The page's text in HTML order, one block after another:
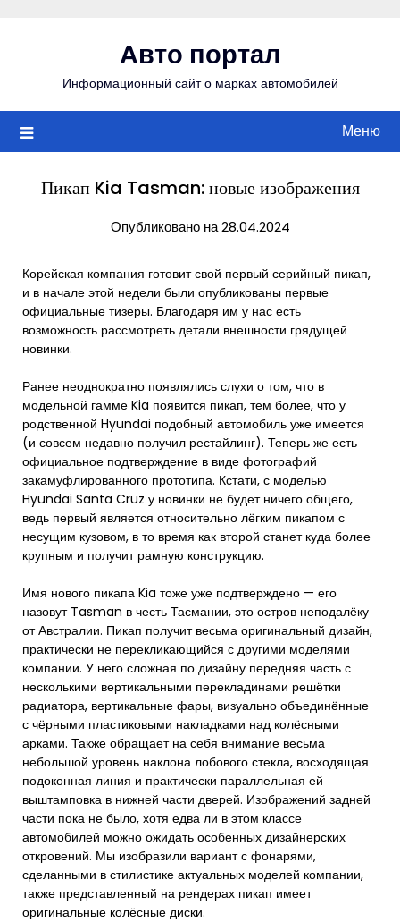
Авто портал
Информационный сайт о марках автомобилей
Меню
Пикап Kia Tasman: новые изображения
Опубликовано на 28.04.2024
Корейская компания готовит свой первый серийный пикап,
и в начале этой недели были опубликованы первые
официальные тизеры. Благодаря им у нас есть
возможность рассмотреть детали внешности грядущей
новинки.
Ранее неоднократно появлялись слухи о том, что в
модельной гамме Kia появится пикап, тем более, что у
родственной Hyundai подобный автомобиль уже имеется
(и совсем недавно получил рестайлинг). Теперь же есть
официальное подтверждение в виде фотографий
закамуфлированного прототипа. Кстати, с моделью
Hyundai Santa Cruz у новинки не будет ничего общего,
ведь первый является относительно лёгким пикапом с
несущим кузовом, в то время как второй станет куда более
крупным и получит рамную конструкцию.
Имя нового пикапа Kia тоже уже подтверждено — его
назовут Tasman в честь Тасмании, это остров неподалёку
от Австралии. Пикап получит весьма оригинальный дизайн,
практически не перекликающийся с другими моделями
компании. У него сложная по дизайну передняя часть с
несколькими вертикальными перекладинами решётки
радиатора, вертикальные фары, визуально объединённые
с чёрными пластиковыми накладками над колёсными
арками. Также обращает на себя внимание весьма
небольшой уровень наклона лобового стекла, восходящая
подоконная линия и практически параллельная ей
выштамповка в нижней части дверей. Изображений задней
части пока не было, хотя едва ли в этом классе
автомобилей можно ожидать особенных дизайнерских
откровений. Мы изобразили вариант с фонарями,
сделанными в стилистике актуальных моделей компании,
также представленный на рендерах пикап имеет
оригинальные колёсные диски.